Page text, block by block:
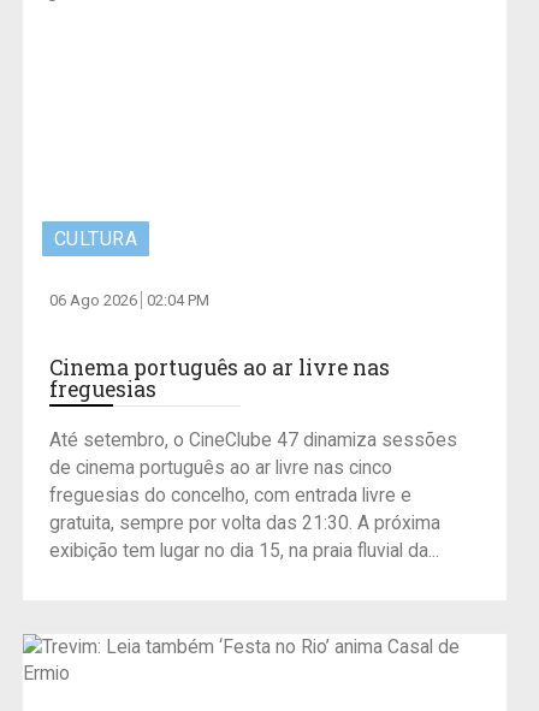
CULTURA
06 Ago 2026 02:04 PM
Cinema português ao ar livre nas
freguesias
Até setembro, o CineClube 47 dinamiza sessões
de cinema português ao ar livre nas cinco
freguesias do concelho, com entrada livre e
gratuita, sempre por volta das 21:30. A próxima
exibição tem lugar no dia 15, na praia fluvial da...